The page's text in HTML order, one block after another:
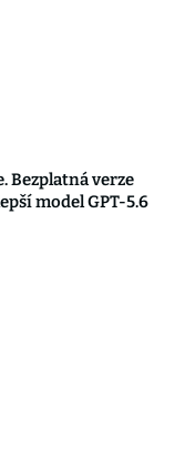
Bezplatná verze
model GPT-5.6